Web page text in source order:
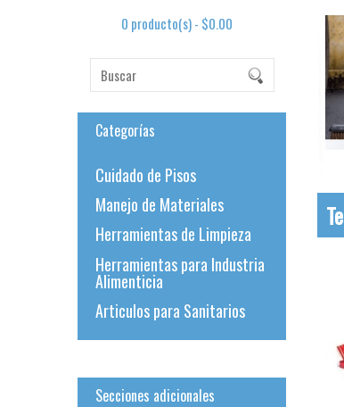
0 producto(s) - $0.00
Categorías
Cuidado de Pisos
Manejo de Materiales
Herramientas de Limpieza
Herramientas para Industria
Alimenticia
Articulos para Sanitarios
Secciones adicionales